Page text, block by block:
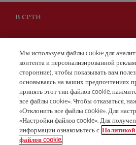
в сети
Безопасность — прежде всего
Заявление о доступности
Обязательства по обслуживанию
Карта Iberia.com
Iberia – это также
новости и новинки
Группа Iberia
Акционеры и инвесторы
Наши альянсы
Наши условия
Правовая информация
Условия перевозки
Бронирования
Мы используем файлы cookie для
контента и персонализированной
сторонние), чтобы показывать вам
основываясь на ваших предпочтениях
принять этот тип файлов cookie,
все файлы cookie». Чтобы отказаться,
«Отклонить все файлы cookie». Для
«Настройки файлов cookie». Для
информации ознакомьтесь с Политикой
файлов cookie.